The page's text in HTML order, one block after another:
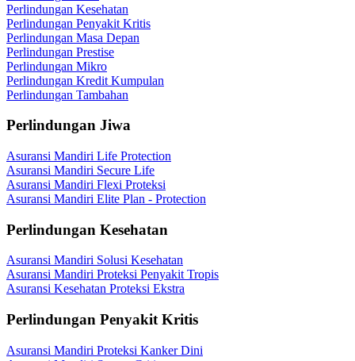
Perlindungan Kesehatan
Perlindungan Penyakit Kritis
Perlindungan Masa Depan
Perlindungan Prestise
Perlindungan Mikro
Perlindungan Kredit Kumpulan
Perlindungan Tambahan
Perlindungan Jiwa
Asuransi Mandiri Life Protection
Asuransi Mandiri Secure Life
Asuransi Mandiri Flexi Proteksi
Asuransi Mandiri Elite Plan - Protection
Perlindungan Kesehatan
Asuransi Mandiri Solusi Kesehatan
Asuransi Mandiri Proteksi Penyakit Tropis
Asuransi Kesehatan Proteksi Ekstra
Perlindungan Penyakit Kritis
Asuransi Mandiri Proteksi Kanker Dini